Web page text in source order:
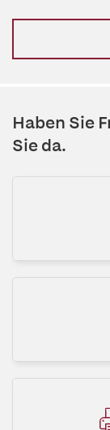
Haben Sie
Sie da.